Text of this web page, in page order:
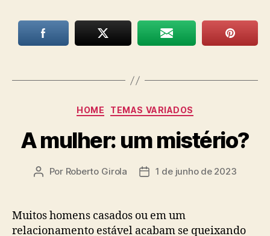
Categorias
HOME TEMAS VARIADOS
A mulher: um mistério?
Autor
Por Roberto Girola
Data1 de junho de 2023
Muitos homens casados ou em um
relacionamento estável acabam se queixando